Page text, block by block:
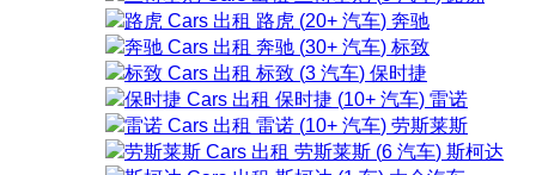
路虎 (20+ 汽车) 奔驰
奔驰 (30+ 汽车) 标致
标致 (3 汽车) 保时捷
保时捷 (10+ 汽车) 雷诺
雷诺 (10+ 汽车) 劳斯莱斯
劳斯莱斯 (6 汽车) 斯柯达